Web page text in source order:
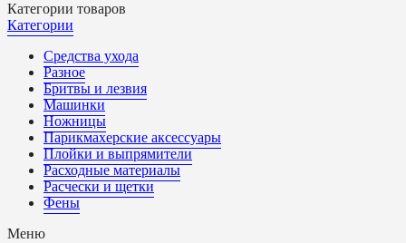
Категории товаров
Категории
Средства ухода
Разное
Бритвы и лезвия
Машинки
Ножницы
Парикмахерские аксессуары
Плойки и выпрямители
Расходные материалы
Расчески и щетки
Фены
Меню